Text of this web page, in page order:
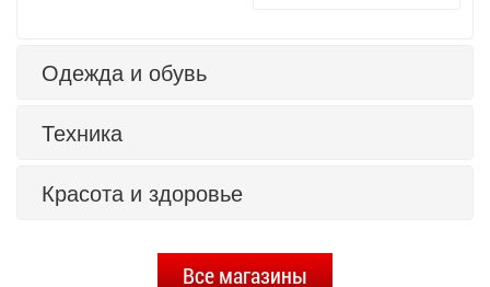
Одежда и обувь
Техника
Красота и здоровье
Все магазины